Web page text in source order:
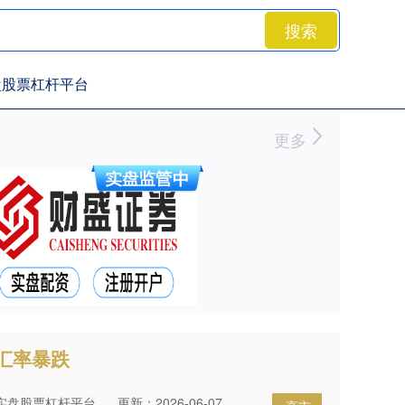
搜索
票杠杆平台
更多
率暴跌